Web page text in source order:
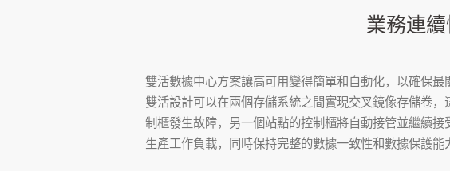
業務連
雙活數據中心方案讓高可用變得簡單和自動化，以確保
雙活設計可以在兩個存儲系統之間實現交叉鏡像存儲卷
制櫃發生故障，另一個站點的控制櫃將自動接管並繼續
生產工作負載，同時保持完整的數據一致性和數據保護能